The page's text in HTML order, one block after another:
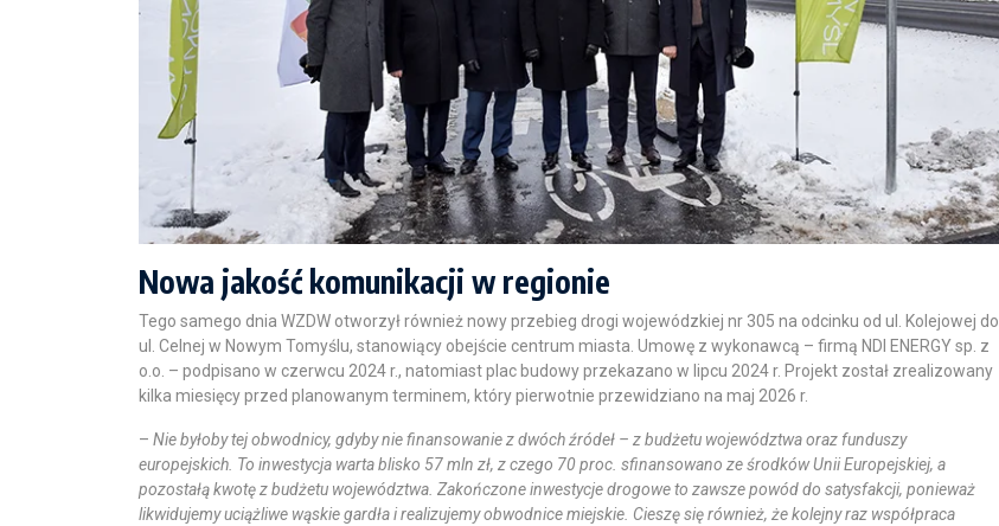
Nowa jakość komunikacji w regionie
Tego samego dnia WZDW otworzył również nowy przebieg drogi wojewódzkiej nr 305 na odcinku od ul. Kolejowej do
ul. Celnej w Nowym Tomyślu, stanowiący obejście centrum miasta. Umowę z wykonawcą – firmą NDI ENERGY sp. z
o.o. – podpisano w czerwcu 2024 r., natomiast plac budowy przekazano w lipcu 2024 r. Projekt został zrealizowany
kilka miesięcy przed planowanym terminem, który pierwotnie przewidziano na maj 2026 r.
– Nie byłoby tej obwodnicy, gdyby nie finansowanie z dwóch źródeł – z budżetu województwa oraz funduszy
europejskich. To inwestycja warta blisko 57 mln zł, z czego 70 proc. sfinansowano ze środków Unii Europejskiej, a
pozostałą kwotę z budżetu województwa. Zakończone inwestycje drogowe to zawsze powód do satysfakcji, ponieważ
likwidujemy uciążliwe wąskie gardła i realizujemy obwodnice miejskie. Cieszę się również, że kolejny raz współpraca